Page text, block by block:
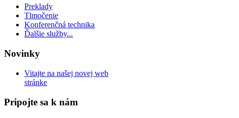
Preklady
Tlmočenie
Konferenčná technika
Ďalšie služby...
Novinky
Vitajte na našej novej web
stránke
Pripojte sa k nám